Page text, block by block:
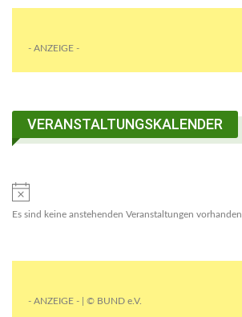
- ANZEIGE -
VERANSTALTUNGSKALENDER
Es sind keine anstehenden Veranstaltungen vorhanden.
- ANZEIGE - | © BUND e.V.